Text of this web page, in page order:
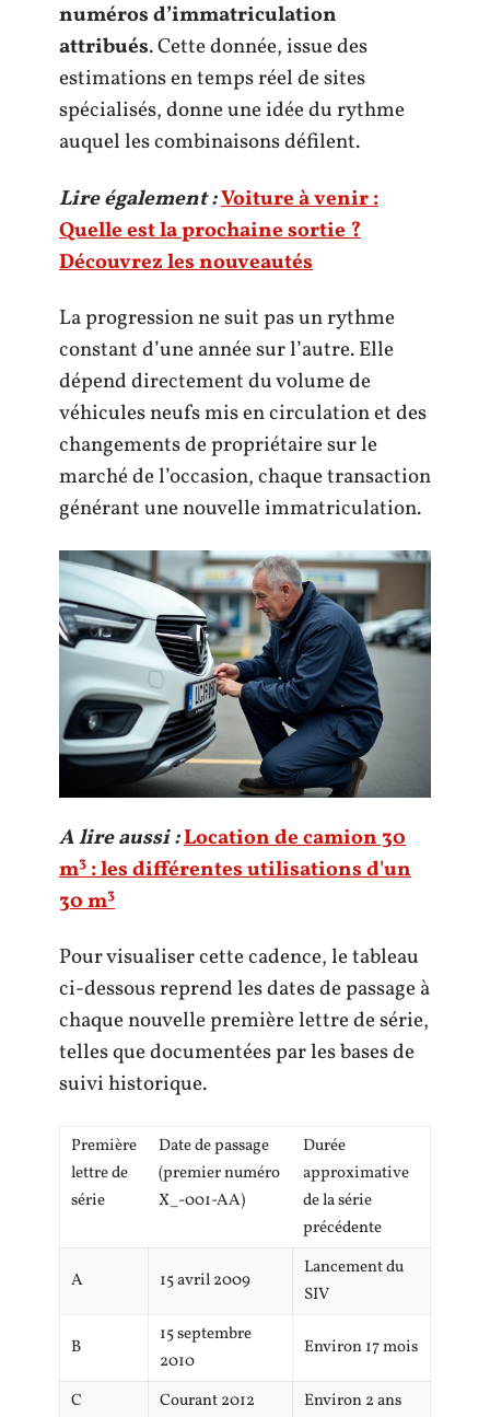
numéros d’immatriculation
attribués. Cette donnée, issue des
estimations en temps réel de sites
spécialisés, donne une idée du rythme
auquel les combinaisons défilent.
Lire également :Voiture à venir :
Quelle est la prochaine sortie ?
Découvrez les nouveautés
La progression ne suit pas un rythme
constant d’une année sur l’autre. Elle
dépend directement du volume de
véhicules neufs mis en circulation et des
changements de propriétaire sur le
marché de l’occasion, chaque transaction
générant une nouvelle immatriculation.
A lire aussi :Location de camion 30
m³ : les différentes utilisations d'un
30 m³
Pour visualiser cette cadence, le tableau
ci-dessous reprend les dates de passage à
chaque nouvelle première lettre de série,
telles que documentées par les bases de
suivi historique.
Première
lettre de
série
Date de passage
(premier numéro
X_-001-AA)
Durée
approximative
de la série
précédente
A 15 avril 2009
Lancement du
SIV
B
15 septembre
2010
Environ 17 mois
C Courant 2012 Environ 2 ans